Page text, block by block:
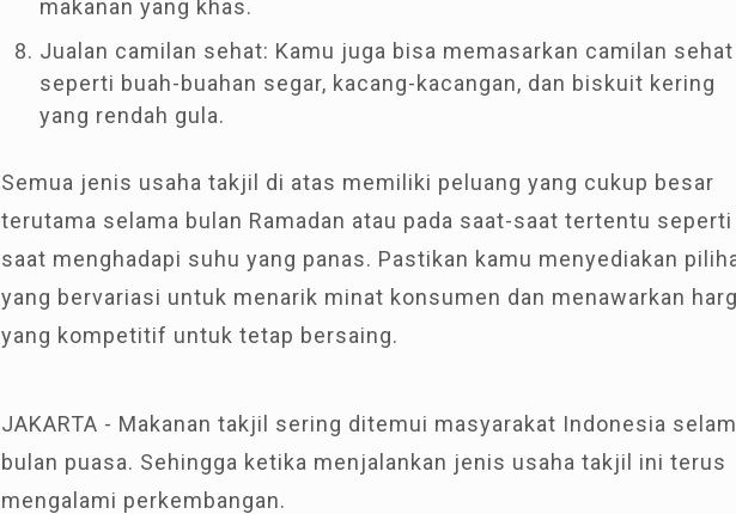
makanan yang khas.
Jualan camilan sehat: Kamu juga bisa memasarkan camilan sehat
seperti buah-buahan segar, kacang-kacangan, dan biskuit kering
yang rendah gula.
Semua jenis usaha takjil di atas memiliki peluang yang cukup besar
terutama selama bulan Ramadan atau pada saat-saat tertentu seperti
saat menghadapi suhu yang panas. Pastikan kamu menyediakan
yang bervariasi untuk menarik minat konsumen dan menawarkan
yang kompetitif untuk tetap bersaing.
JAKARTA - Makanan takjil sering ditemui masyarakat Indonesia
bulan puasa. Sehingga ketika menjalankan jenis usaha takjil ini terus
mengalami perkembangan.